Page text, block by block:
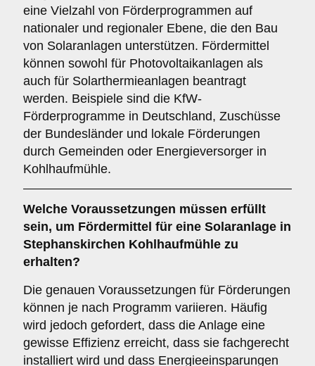
eine Vielzahl von Förderprogrammen auf
nationaler und regionaler Ebene, die den Bau
von Solaranlagen unterstützen. Fördermittel
können sowohl für Photovoltaikanlagen als
auch für Solarthermieanlagen beantragt
werden. Beispiele sind die KfW-
Förderprogramme in Deutschland, Zuschüsse
der Bundesländer und lokale Förderungen
durch Gemeinden oder Energieversorger in
Kohlhaufmühle.
Welche Voraussetzungen müssen erfüllt
sein, um Fördermittel für eine Solaranlage in
Stephanskirchen Kohlhaufmühle zu
erhalten?
Die genauen Voraussetzungen für Förderungen
können je nach Programm variieren. Häufig
wird jedoch gefordert, dass die Anlage eine
gewisse Effizienz erreicht, dass sie fachgerecht
installiert wird und dass Energieeinsparungen